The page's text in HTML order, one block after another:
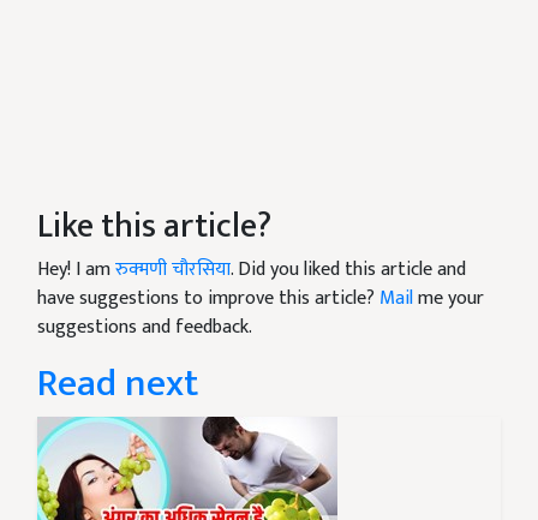
Like this article?
Hey! I amरुक्मणी चौरसिया. Did you liked this article and
have suggestions to improve this article? Mailme your
suggestions and feedback.
Read next